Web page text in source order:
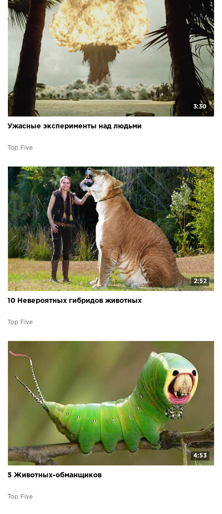
3:30
Ужасные эксперименты над людьми
Top Five
2:52
10 Невероятных гибридов животных
Top Five
4:53
5 Животных-обманщиков
Top Five